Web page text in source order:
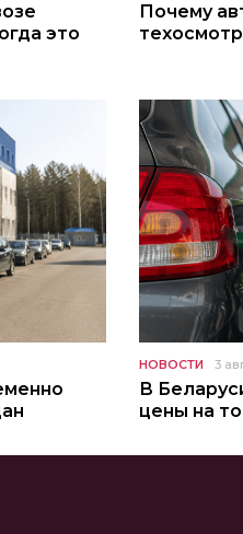
это
Почему
НОВОСТИ 3
В
цены на